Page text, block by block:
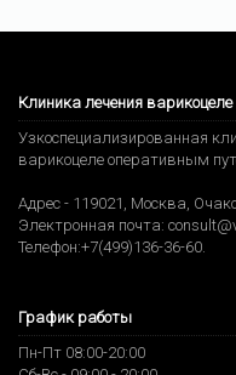
Клиника лечения
Узкоспециализированная
варикоцеле оперативным
Адрес - 119021 , Москва,
Электронная почта:
Телефон:+7(499)136-36-60.
График работы
Пн-Пт 08:00-20:00